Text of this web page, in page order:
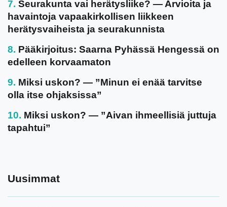
Seurakunta vai herätysliike? — Arvioita ja
havaintoja vapaakirkollisen liikkeen
herätysvaiheista ja seurakunnista
Pääkirjoitus: Saarna Pyhässä Hengessä on
edelleen korvaamaton
Miksi uskon? — ”Minun ei enää tarvitse
olla itse ohjaksissa”
Miksi uskon? — ”Aivan ihmeellisiä juttuja
tapahtui”
Uusimmat